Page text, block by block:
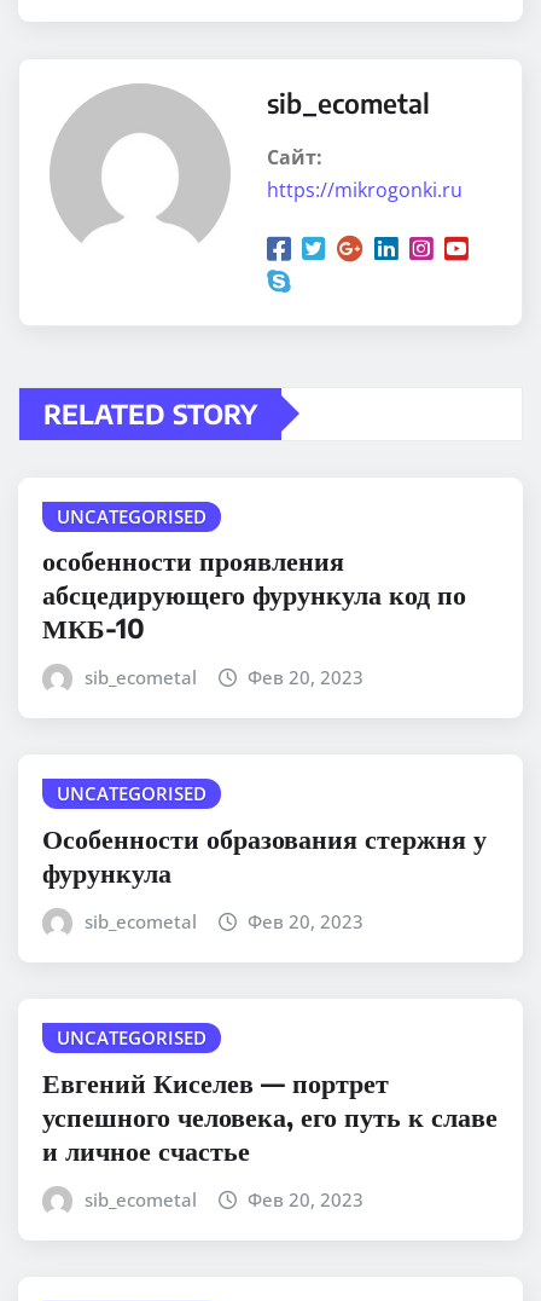
sib_ecometal
Сайт:
https://mikrogonki.ru
RELATED STORY
UNCATEGORISED
особенности проявления
абсцедирующего фурункула код по
МКБ-10
sib_ecometal Фев 20, 2023
UNCATEGORISED
Особенности образования стержня у
фурункула
sib_ecometal Фев 20, 2023
UNCATEGORISED
Евгений Киселев — портрет
успешного человека, его путь к славе
и личное счастье
sib_ecometal Фев 20, 2023